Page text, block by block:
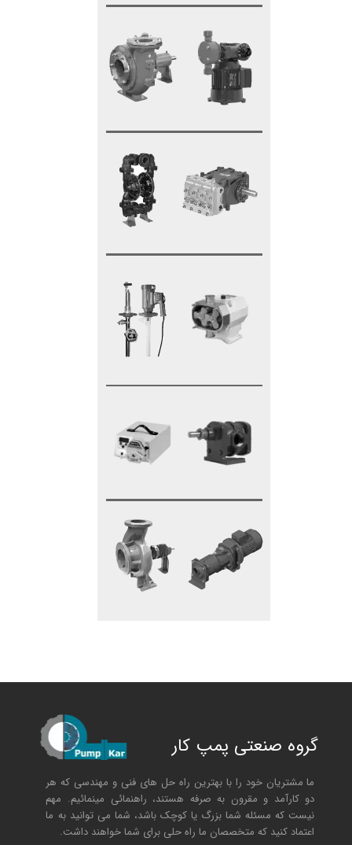
گروه صنعتی پمپ کار
ما مشتریان خود را با بهترین راه حل های فنی و مهندسی که هر
دو کارآمد و مقرون به صرفه هستند، راهنمائی مینمائیم. مهم
نیست که مسئله شما بزرگ یا کوچک باشد، شما می توانید به ما
اعتماد کنید که متخصصان ما راه حلی برای شما خواهند داشت.